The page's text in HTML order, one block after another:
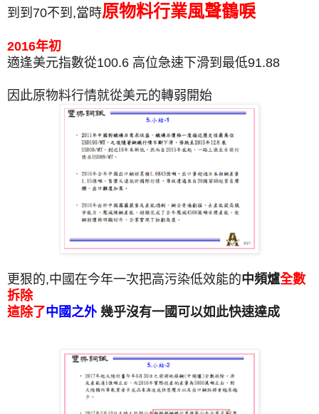
到到70不到,當時原物料行業風聲鶴唳
2016年初
適逢美元指數從100.6 高位急速下滑到最低91.88
因此原物料行情就從美元的轉弱開始
更狠的,中國在今年一次把高污染低效能的中頻爐全數
拆除
這除了中國之外 幾乎沒有一國可以如此快速達成